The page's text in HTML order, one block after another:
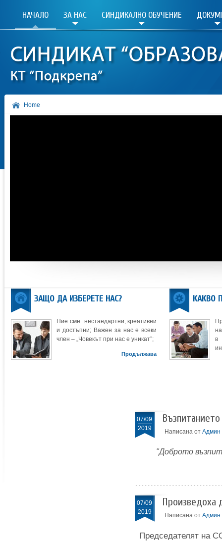
НАЧАЛО ЗА НАС СИНДИКАЛНО ОБУЧЕНИЕ
Home
ЗАЩО ДА ИЗБЕРЕТЕ НАС?
Ние сме нестандартни, креативни
и достъпни; Важен за нас е всеки
член – „Човекът при нас е уникат”;
Продължава
КАКВО
в
07/09
2019
Написана от Админ
"Доброто
07/09
2019
Произведоха
Написана от Админ
Председателят на